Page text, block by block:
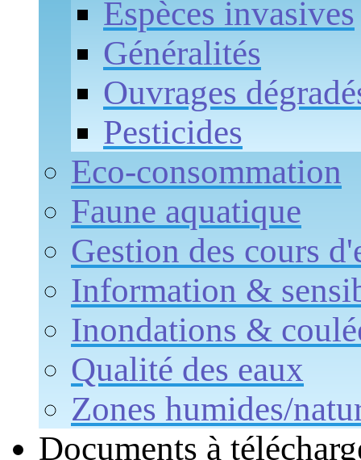
Espèces invasives
Généralités
Ouvrages
Pesticides
Eco-consommation
Faune aquatique
Gestion des cours
Information &
Inondations &
Qualité des eaux
Zones humides/
Documents à